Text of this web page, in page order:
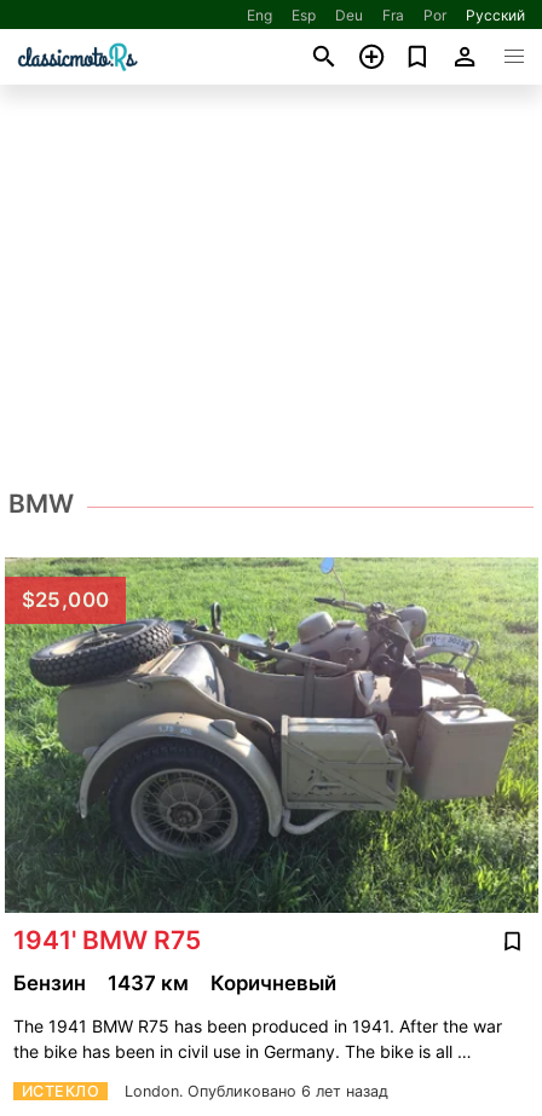
Eng Esp Deu Fra Por Русский
BMW
$25,000
1941' BMW R75
ИСТЕКЛО London. Опубликовано 6 лет назад
Бензин 1437 км Коричневый
The 1941 BMW R75 has been produced in 1941. After the war
the bike has been in civil use in Germany. The bike is all …